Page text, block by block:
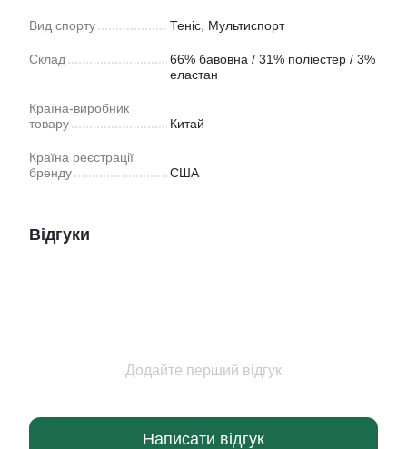
Вид спорту Теніс Мультиспорт
Склад
66% бавовна / 31% поліестер / 3%
еластан
Країна-виробник
товару
Китай
Країна реєстрації
бренду
США
Відгуки
Додайте перший відгук
Написати відгук